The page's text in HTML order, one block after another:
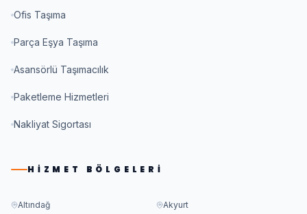
Ofis Taşıma
Parça Eşya Taşıma
Asansörlü Taşımacılık
Paketleme Hizmetleri
Nakliyat Sigortası
HIZMET BÖLGELERI
Altındağ Akyurt